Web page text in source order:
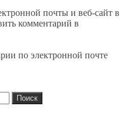
почты и веб-сайт в
комментарий в
по электронной почте